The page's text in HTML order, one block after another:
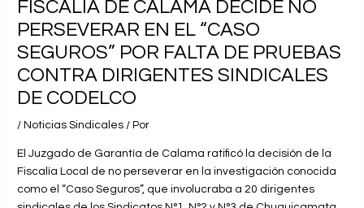
k
e
p
FISCALÍA DE CALAMA DECIDE NO
PERSEVERAR EN EL “CASO
SEGUROS” POR FALTA DE PRUEBAS
CONTRA DIRIGENTES SINDICALES
DE CODELCO
/ Noticias Sindicales / Por
El Juzgado de Garantía de Calama ratificó la decisión de la
Fiscalía Local de no perseverar en la investigación conocida
como el “Caso Seguros”, que involucraba a 20 dirigentes